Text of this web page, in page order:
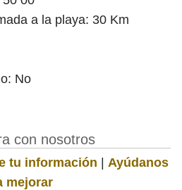
a la playa: 30 Km
No
con nosotros
tu información | Ayúdanos
mejorar